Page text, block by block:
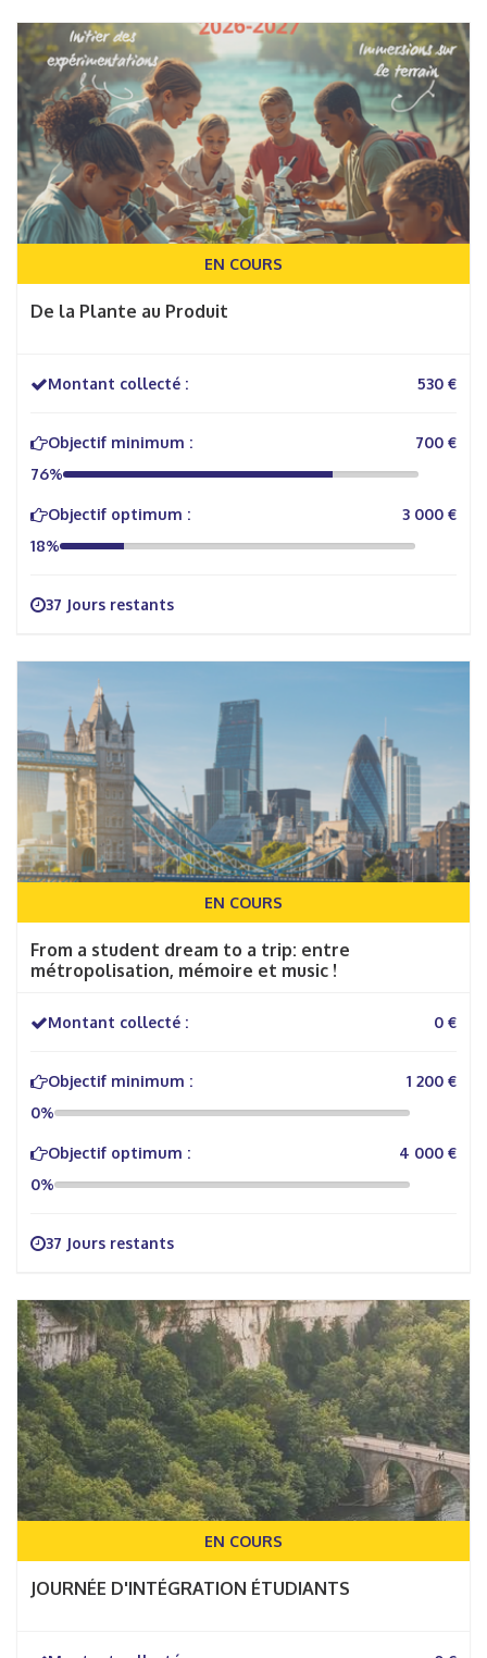
EN COURS
De la Plante au Produit
Montant collecté : 530 €
Objectif minimum :
700 €
76%
Objectif optimum :
3 000 €
18%
37 Jours restants
EN COURS
From a student dream to a trip: entre
métropolisation, mémoire et music !
Montant collecté : 0 €
Objectif minimum :
1 200 €
0%
Objectif optimum :
4 000 €
0%
37 Jours restants
EN COURS
JOURNÉE D'INTÉGRATION ÉTUDIANTS